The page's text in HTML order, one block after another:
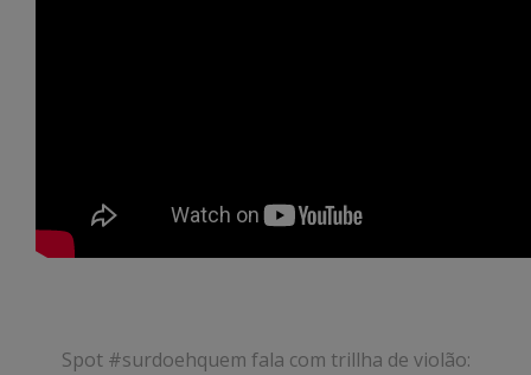
Spot #surdoehquem fala com trillha de violão: